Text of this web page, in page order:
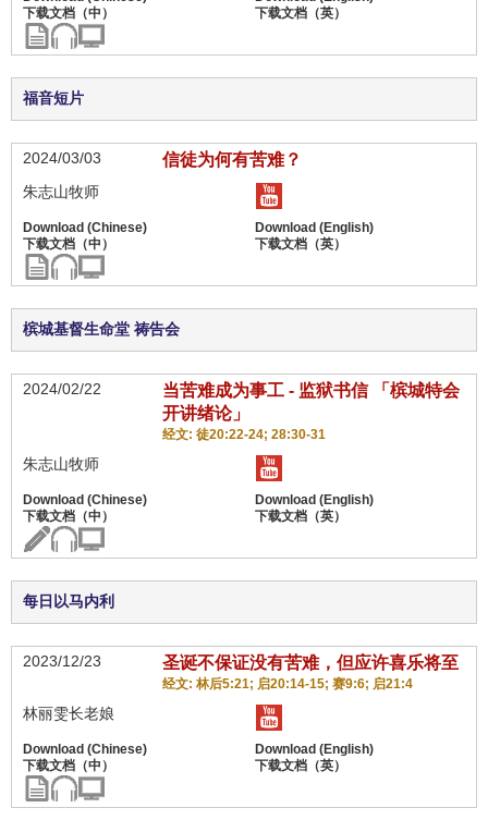
福音短片
2024/03/03 信徒为何有苦难？
朱志山牧师
槟城基督生命堂 祷告会
2024/02/22
当苦难成为事工 - 监狱书信 「槟城特会
开讲绪论」
经文: 徒20:22-24; 28:30-31
朱志山牧师
每日以马内利
2023/12/23 圣诞不保证没有苦难，但应许喜乐将至
经文: 林后5:21; 启20:14-15; 赛9:6; 启21:4
林丽雯长老娘